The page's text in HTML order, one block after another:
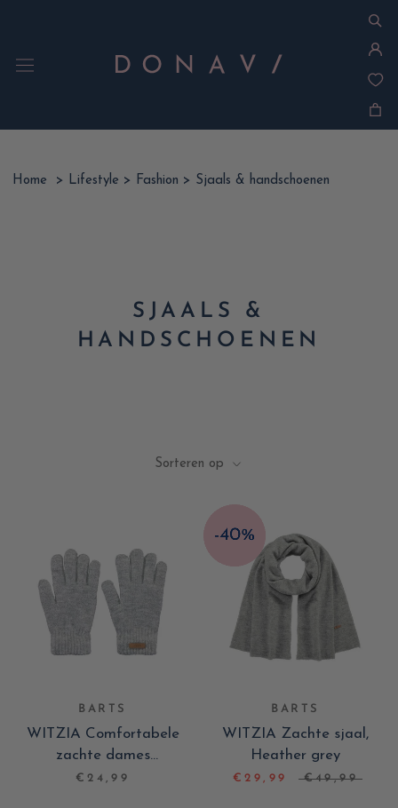
Ga
Home
> Lifestyle > Fashion > Sjaals & handschoenen
SJAALS &
HANDSCHOENEN
Sorteren op
BARTS
WITZIA Comfortabele
zachte dames
Handschoenen, Heather
€24,99
BARTS
WITZIA Zachte sjaal,
Heather grey
€29,99 €49,99